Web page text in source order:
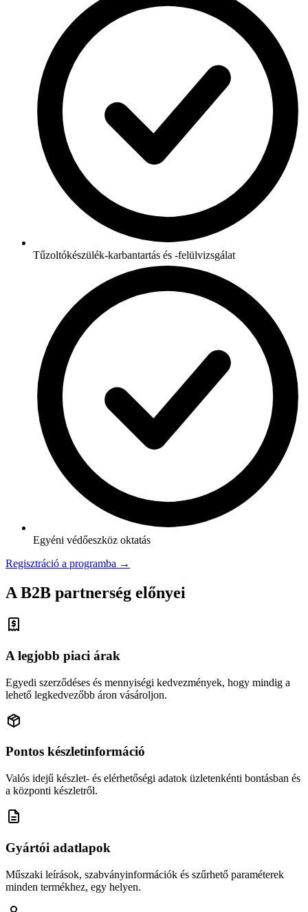
Tűzoltókészülék-karbantartás és -felülvizsgálat
Egyéni védőeszköz oktatás
Regisztráció a programba →
A B2B partnerség előnyei
A legjobb piaci árak
Egyedi szerződéses és mennyiségi kedvezmények, hogy mindig a
lehető legkedvezőbb áron vásároljon.
Pontos készletinformáció
Valós idejű készlet- és elérhetőségi adatok üzletenkénti bontásban és
a központi készletről.
Gyártói adatlapok
Műszaki leírások, szabványinformációk és szűrhető paraméterek
minden termékhez, egy helyen.